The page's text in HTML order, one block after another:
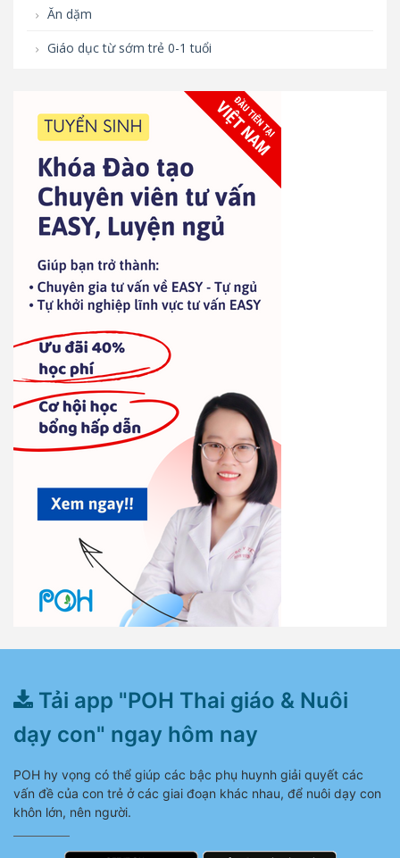
Ăn dặm
Giáo dục từ sớm trẻ 0-1 tuổi
Tải app "POH Thai giáo & Nuôi
dạy con" ngay hôm nay
POH hy vọng có thể giúp các bậc phụ huynh giải quyết các
vấn đề của con trẻ ở các giai đoạn khác nhau, để nuôi dạy con
khôn lớn, nên người.